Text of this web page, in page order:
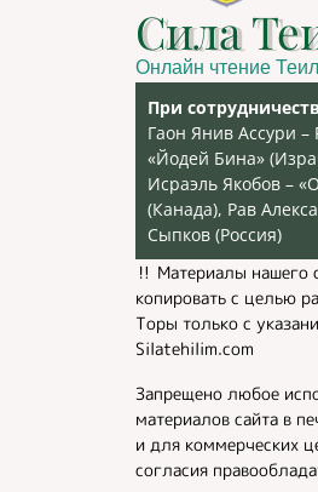
Сила
Онлайн чтение
При
Гаон Янив Ассури
«Йодей Бина»
Исраэль Якобов –
(Канада), Рав
Сыпков (Россия)
‼️ Материалы нашего
копировать с целью
Торы только с
Silatehilim.com
Запрещено любое
материалов сайта в
и для коммерческих
согласия